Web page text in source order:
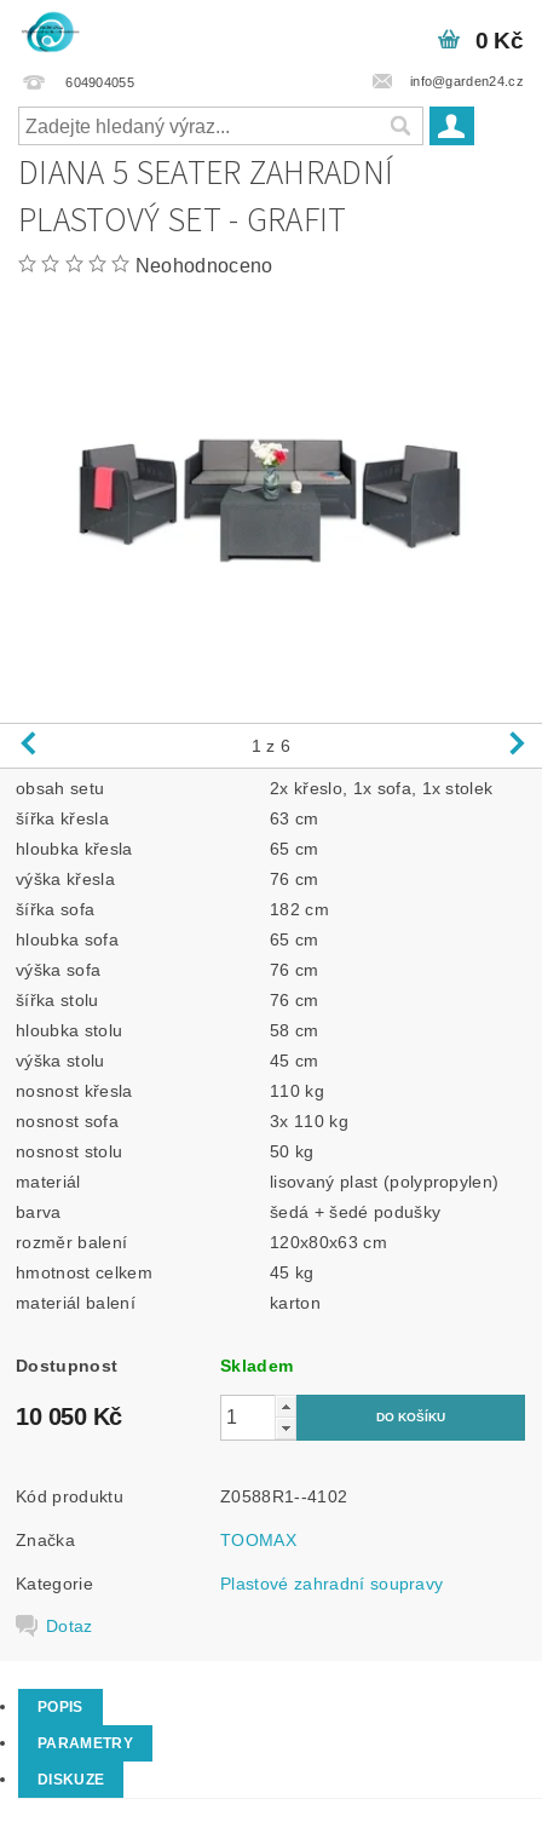
604904055 info@garden24.cz
0 Kč
DIANA 5 SEATER ZAHRADNÍ
PLASTOVÝ SET - GRAFIT
Neohodnoceno
1 z 6
obsah setu
2x křeslo, 1x sofa, 1x stolek
šířka křesla
63 cm
hloubka křesla
65 cm
výška křesla
76 cm
šířka sofa
182 cm
hloubka sofa
65 cm
výška sofa
76 cm
šířka stolu
76 cm
hloubka stolu
58 cm
výška stolu
45 cm
nosnost křesla
110 kg
nosnost sofa
3x 110 kg
nosnost stolu
50 kg
materiál
lisovaný plast (polypropylen)
barva
šedá + šedé podušky
rozměr balení
120x80x63 cm
hmotnost celkem
45 kg
materiál balení
karton
Dostupnost Skladem
10 050 Kč
Kód produktu Z0588R1--4102
Značka TOOMAX
Kategorie Plastové zahradní soupravy
Dotaz
POPIS
PARAMETRY
DISKUZE